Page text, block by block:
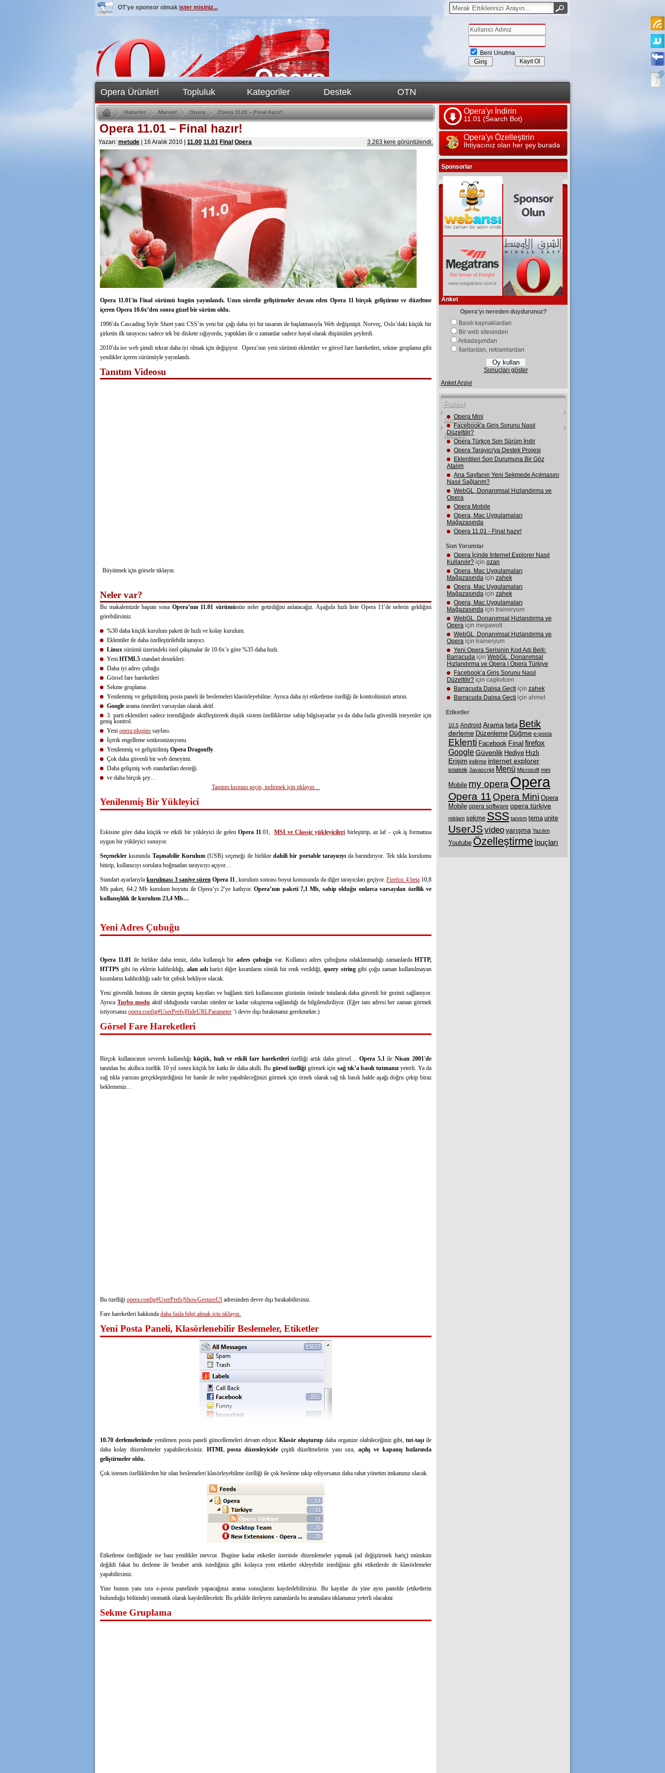
OT'ye sponsor olmak ister misiniz...
Beni Unutma
Kayıt Ol
Opera Ürünleri Topluluk Kategoriler Destek OTN
Haberler Manşet Opera Opera 11.01 – Final hazır!
Opera 11.01 – Final hazır!
Yazan: metude 16 Aralık 2010 11.00 11.01 Final Opera 3.263 kere görüntülendi.
Opera 11.01′in Final sürümü bugün yayınlandı. Uzun süredir geliştirmeler devam eden Opera 11 birçok geliştirme ve düzeltme
içeren Opera 10.6x’den sonra güzel bir sürüm oldu.
1996′da Cascading Style Sheet yani CSS’in yeni bir çağı daha iyi bir tasarım ile başlatmasıyla Web değişmişti. Norveç, Oslo’daki küçük bir
şirketin ilk tarayıcısı sadece tek bir diskete sığıyordu, yaptıkları ile o zamanlar sadece hayal olarak düşünülen şeylerdi.
2010′da ise web şimdi tekrar daha iyi olmak için değişiyor. Opera’nın yeni sürümü eklentiler ve görsel fare hareketleri, sekme gruplama gibi
yenilikler içeren sürümüyle yayınlandı.
Tanıtım Videosu
Büyütmek için görsele tıklayın.
Neler var?
Bu makalemizde baştan sona Opera’nın 11.01 sürümünün neler getirdiğini anlatacağız. Aşağıda hızlı liste Opera 11′de nelerin geldiğini
görebilirsiniz.
%30 daha küçük kurulum paketi ile hızlı ve kolay kurulum.
Eklentiler ile daha özelleştirilebilir tarayıcı.
Linux sürümü üzerindeki özel çalışmalar ile 10.6x’e göre %35 daha hızlı.
Yeni HTML5 standart destekleri.
Daha iyi adres çubuğu
Görsel fare hareketleri
Sekme gruplama
Yenilenmiş ve geliştirilmiş posta paneli ile beslemeleri klasörleyebilme. Ayrıca daha iyi etiketleme özelliği ile kontrolünüzü artırın.
Google arama önerileri varsayılan olarak aktif.
3. parti eklentileri sadece istendiğinde aktifleştirerek düşük sistem özelliklerine sahip bilgisayarlar ya da daha fazla güvenlik isteyenler için
geniş kontrol.
Yeni opera:plugins sayfası.
İçerik engelleme senkronizasyonu.
Yenilenmiş ve geliştirilmiş Opera Dragonfly.
Çok daha güvenli bir web deneyimi.
Daha gelişmiş web standartları desteği.
ve daha birçok şey…
Tanıtım kısmını geçip, indirmek için tıklayın…
Yenilenmiş Bir Yükleyici
Eskisine göre daha küçük ve etkili bir yükleyici ile gelen Opera 11.01,MSI ve Classic yükleyicileri birleştirip, az laf – çok iş formatına
uygun bir yükleyici sunuyor.
Seçenekler kısmında Taşınabilir Kurulum(USB) seçeneği ile birlikte dahili bir portable tarayıcıyıda barındırıyor. Tek tıkla kurulumu
bitirip, kullanıcıyı sorulara boğmadan tarayıcıyı açıyor…
Standart ayarlarıylakurulması 3 saniye süren Opera 11, kurulum sonrası boyut konusunda da diğer tarayıcıları geçiyor.Firefox 4 beta10,8
Mb paket, 64.2 Mb kurulum boyutu ile Opera’yı 2′ye katlıyor.Opera’nın paketi 7,1 Mb, sahip olduğu onlarca varsayılan özellik ve
kullanışlılık ile kurulum 23,4 Mb…
Yeni Adres Çubuğu
Opera 11.01 ile birlikte daha temiz, daha kullanışlı bir adres çubuğuvar. Kullanıcı adres çubuğuna odaklanmadığı zamanlardaHTTP,
HTTPS gibi ön eklerin kaldırıldığı, alan adıharici diğer kısımların sönük bir renk verildiği,query stringgibi çoğu zaman kullanılmayan
kısımların kaldırıldığı sade bir çubuk bekliyor olacak.
Yeni güvenlik butonu ile sitenin geçmiş kayıtları ve bağlantı türü kullanıcının gözünün önünde tutularak daha güvenli bir gezinti sağlanıyor.
Ayrıca Turbo moduaktif olduğunda varolan siteden ne kadar sıkıştırma sağlandığı da bilgilendiriliyor. (Eğer tam adresi her zaman görmek
istiyorsanız opera:config#UserPrefs|HideURLParameter ‘i devre dışı bırakmanız gerekmekte.)
Görsel Fare Hareketleri
Birçok kullanıcının severek kullandığıküçük, hızlı ve etkili fare hareketleriözelliği artık daha görsel… Opera 5.1ileNisan 2001′de
tanıtılan bu akıllıca özellik 10 yıl sonra küçük bir katkı ile daha akıllı. Bu görsel özelliği görmek için sağ tık’a basılı tutmanızyeterli. Ya da
sağ tıkla yarısını gerçekleştirdiğiniz bir hamle ile neler yapabileceğinizi görmek için örnek olarak sağ tık basılı halde aşağı doğru çekip biraz
beklemeniz…
Bu özelliği opera:config#UserPrefs|ShowGestureUI adresinden devre dışı bırakabilirsiniz.
Fare hareketleri hakkında daha fazla bilgi almak için tıklayın.
Yeni Posta Paneli, Klasörlenebilir Beslemeler, Etiketler
10.70 derlemelerindeyenilenen posta paneli güncellemeleri devam ediyor.Klasör oluşturup daha organize olabileceğiniz gibi,tut-taşı ile
daha kolay düzenlemeler yapabileceksiniz. HTML posta düzenleyicideçeşitli düzeltmelerin yanı sıra, açılış ve kapanış hızlarında
geliştirmeler oldu.
Çok istenen özelliklerden bir olan beslemeleri klasörleyebilme özelliği ile çok besleme takip ediyorsanız daha rahat yönetim imkanınız olacak.
Etiketleme özelliğinde ise bazı yenilikler mevcut. Bugüne kadar etiketler üzerinde düzenlemeler yapmak (ad değiştirmek hariç) mümkün
değildi fakat bu derleme ile beraber artık istediğiniz gibi kolayca yeni etiketler ekleyebilir istediğiniz gibi etiketlerde de klasörlemeler
yapabilirsiniz.
Yine bunun yanı sıra e-posta panelinde yapacağınız arama sonuçlarını kaydedebilirsiniz. Bu kayıtlar da yine aynı panelde (etiketlerin
bulunduğu bölümde) otomatik olarak kaydedilecektir. Bu şekilde ilerleyen zamanlarda bu aramalara tıklamanız yeterli olacaktır.
Sekme Gruplama
Opera'yı İndirin
11.01 (Search Bot)
Opera'yı Özelleştirin
İhtiyacınız olan her şey burada
Sponsorlar
Anket
Opera'yı nereden duydurunuz?
Basılı kaynaklardan
Bir web sitesinden
Arkadaşımdan
İlanlardan, reklamlardan
Sonuçları göster
Anket Arşivi
Popüler
Son Yorumlar
Etiketler
Opera Mini
Facebook'a Giriş Sorunu Nasıl
Düzeltilir?
Opera Türkçe Son Sürüm İndir
Opera Tarayıcı'ya Destek Projesi
Eklentileri Son Durumuna Bir Göz
Atalım
Ana Sayfanın Yeni Sekmede Açılmasını
Nasıl Sağlarım?
WebGL, Donanımsal Hızlandırma ve
Opera
Opera Mobile
Opera, Mac Uygulamaları
Mağazasında
Opera 11.01 - Final hazır!
Son Yorumlar
Opera İçinde Internet Explorer Nasıl
Kullanılır? için ozan
Opera, Mac Uygulamaları
Mağazasında için zahek
Opera, Mac Uygulamaları
Mağazasında için zahek
Opera, Mac Uygulamaları
Mağazasında için traineryum
WebGL, Donanımsal Hızlandırma ve
Opera için megawolt
WebGL, Donanımsal Hızlandırma ve
Opera için traineryum
Yeni Opera Serisinin Kod Adı Belli:
Barracuda için WebGL, Donanımsal
Hızlandırma ve Opera | Opera Türkiye
Facebook’a Giriş Sorunu Nasıl
Düzeltilir? için cagkutcen
Barracuda Dalışa Geçti için zahek
Barracuda Dalışa Geçti için ahmet
Etiketler
10.5 Android Arama beta Betik
derleme Düzenleme Düğme e-posta
Eklenti Facebook Finalfirefox
Google Güvenlik Hediye Hızlı
Erişim indirme internet explorer
istatistik Javascript Menü Microsoft mini
Mobile my opera Opera
Opera 11 Opera Mini Opera
Mobile opera software opera türkiye
reklam sekme SSS tanıtım tema unite
UserJS video yarışma Yazılım
Youtube Özelleştirme İpuçları